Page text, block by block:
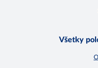
Všetky